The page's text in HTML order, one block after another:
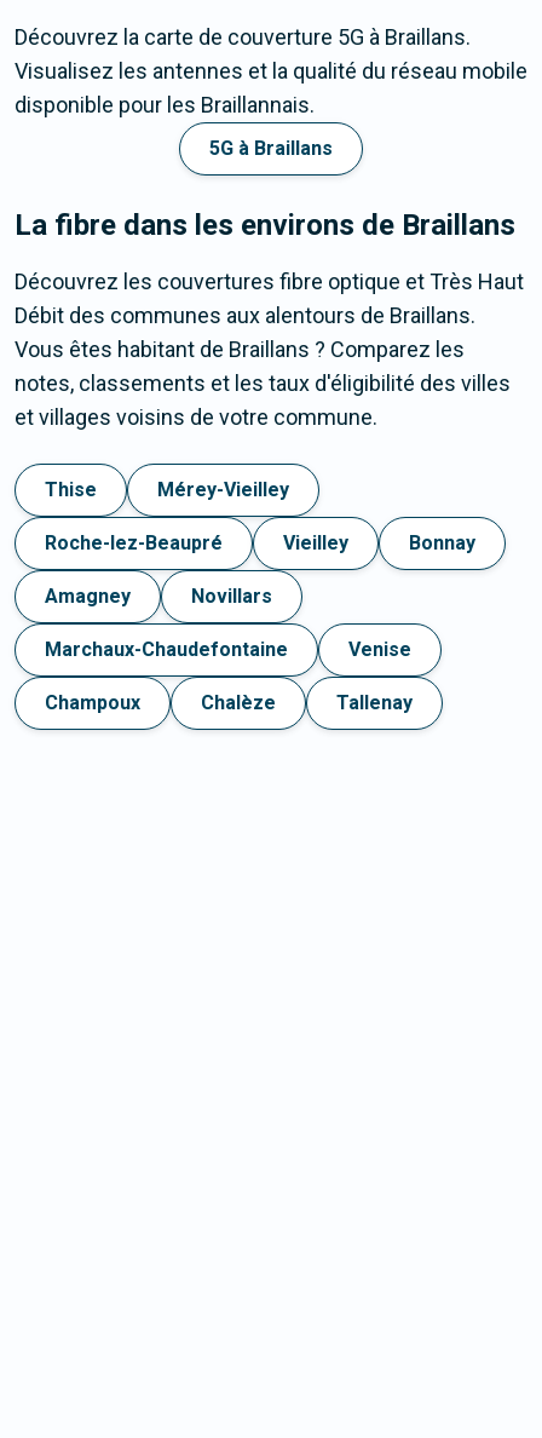
Découvrez la carte de couverture 5G à Braillans.
Visualisez les antennes et la qualité du réseau mobile
disponible pour les Braillannais.
5G à Braillans
La fibre dans les environs de Braillans
Découvrez les couvertures fibre optique et Très Haut
Débit des communes aux alentours de Braillans.
Vous êtes habitant de Braillans ? Comparez les
notes, classements et les taux d'éligibilité des villes
et villages voisins de votre commune.
Thise Mérey-Vieilley
Roche-lez-Beaupré Vieilley Bonnay
Amagney Novillars
Marchaux-Chaudefontaine Venise
Champoux Chalèze Tallenay